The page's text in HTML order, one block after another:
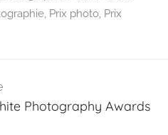
, Prix photo, Prix
Photography Awards